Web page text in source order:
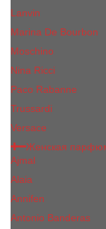
Lanvin
Marina De Bourbon
Moschino
Nina Ricci
Paco Rabanne
Trussardi
Versace
Женская
Ajmal
Alaia
Annifen
Antonio Banderas